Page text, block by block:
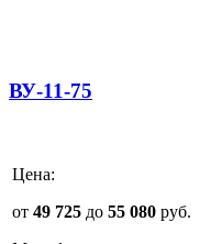
ВУ-11-75
Цена:
от 49 725 до 55 080 руб.